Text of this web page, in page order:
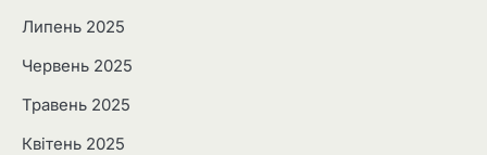
Липень 2025
Червень 2025
Травень 2025
Квітень 2025